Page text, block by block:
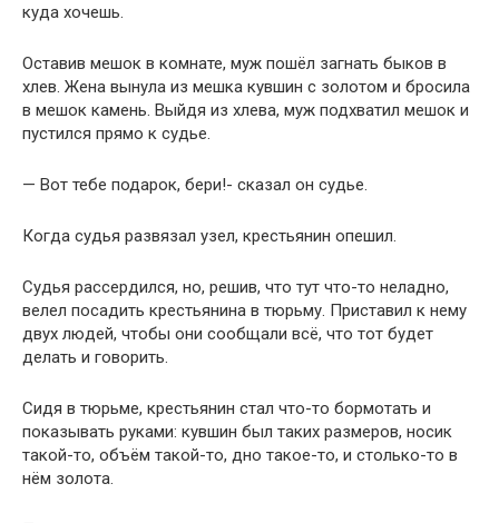
куда хочешь.
Оставив мешок в комнате, муж пошёл загнать быков в
хлев. Жена вынула из мешка кувшин с золотом и бросила
в мешок камень. Выйдя из хлева, муж подхватил мешок и
пустился прямо к судье.
— Вот тебе подарок, бери!- сказал он судье.
Когда судья развязал узел, крестьянин опешил.
Судья рассердился, но, решив, что тут что-то неладно,
велел посадить крестьянина в тюрьму. Приставил к нему
двух людей, чтобы они сообщали всё, что тот будет
делать и говорить.
Сидя в тюрьме, крестьянин стал что-то бормотать и
показывать руками: кувшин был таких размеров, носик
такой-то, объём такой-то, дно такое-то, и столько-то в
нём золота.